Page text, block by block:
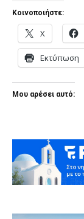
Κοινοποιήστε:
X
Εκτύπωση
Μου αρέσει αυτό: